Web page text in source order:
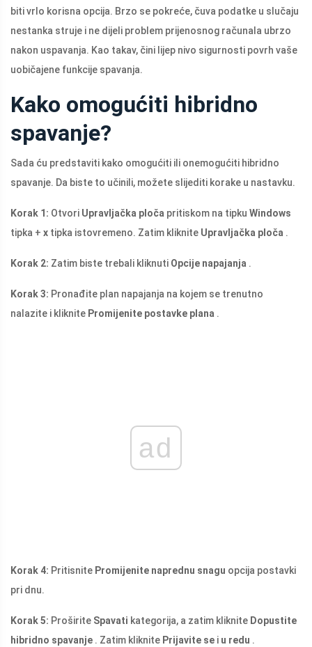
biti vrlo korisna opcija. Brzo se pokreće, čuva podatke u slučaju
nestanka struje i ne dijeli problem prijenosnog računala ubrzo
nakon uspavanja. Kao takav, čini lijep nivo sigurnosti povrh vaše
uobičajene funkcije spavanja.
Kako omogućiti hibridno
spavanje?
Sada ću predstaviti kako omogućiti ili onemogućiti hibridno
spavanje. Da biste to učinili, možete slijediti korake u nastavku.
Korak 1: Otvori Upravljačka ploča pritiskom na tipku Windows
tipka + x tipka istovremeno. Zatim kliknite Upravljačka ploča .
Korak 2: Zatim biste trebali kliknuti Opcije napajanja .
Korak 3: Pronađite plan napajanja na kojem se trenutno
nalazite i kliknite Promijenite postavke plana .
ad
Korak 4: Pritisnite Promijenite naprednu snagu opcija postavki
pri dnu.
Korak 5: Proširite Spavati kategorija, a zatim kliknite Dopustite
hibridno spavanje . Zatim kliknite Prijavite se i u redu .